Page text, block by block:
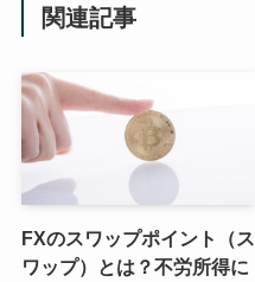
関連記事
FXのスワップポイント（ス
ワップ）とは？不労所得に